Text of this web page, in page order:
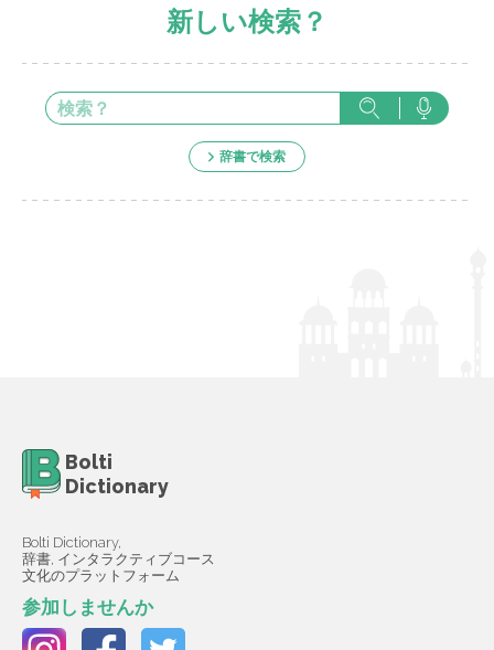
新しい検索？
辞書で検索
Bolti
Dictionary
Bolti Dictionary,
辞書, インタラクティブコース
文化のプラットフォーム
参加しませんか